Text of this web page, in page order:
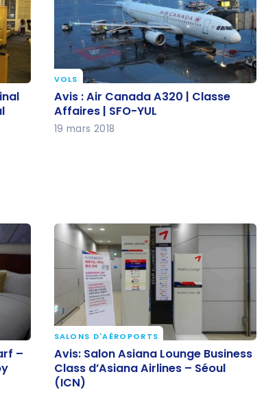
Avis : Air Canada A320 | Classe
Affaires | SFO-YUL
VOLS
Avis : Air Canada A320 | Classe
Affaires | SFO-YUL
19 mars 2018
–
–
Avis: Salon Asiana Lounge
Business Class d’Asiana Airlines –
Séoul (ICN)
SALONS D'AÉROPORTS
Avis: Salon Asiana Lounge Business
Class d’Asiana Airlines – Séoul
(ICN)